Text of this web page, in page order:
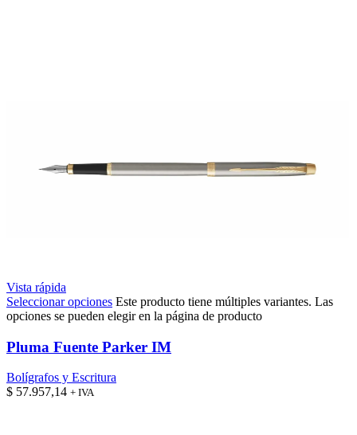
Vista rápida
Seleccionar opciones Este producto tiene múltiples variantes. Las
opciones se pueden elegir en la página de producto
Pluma Fuente Parker IM
Bolígrafos y Escritura
$ 57.957,14 + IVA